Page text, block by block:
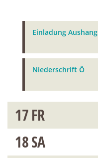
Einladung Aushang
Niederschrift Ö
17FR
18SA